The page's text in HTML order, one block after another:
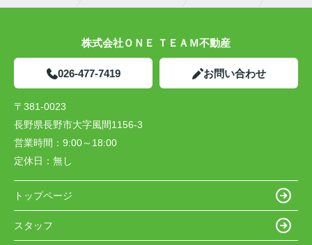
株式会社ＯＮＥ ＴＥＡＭ不動産
026-477-7419 お問い合わせ
〒381-0023
長野県長野市大字風間1156-3
営業時間： 9:00～18:00
定休日： 無し
トップページ
スタッフ